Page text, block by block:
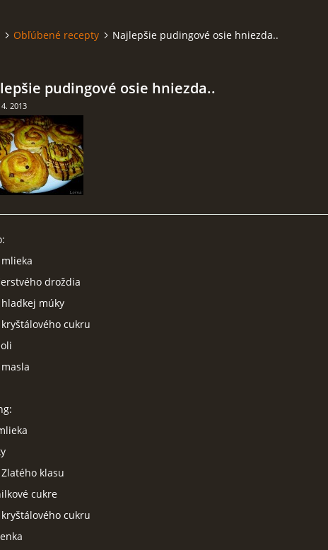
Obľúbené recepty Najlepšie pudingové osie hniezda..
pudingové osie hniezda..
4. 2013
droždia
múky
kryštálového cukru
klasu
cukre
cukru